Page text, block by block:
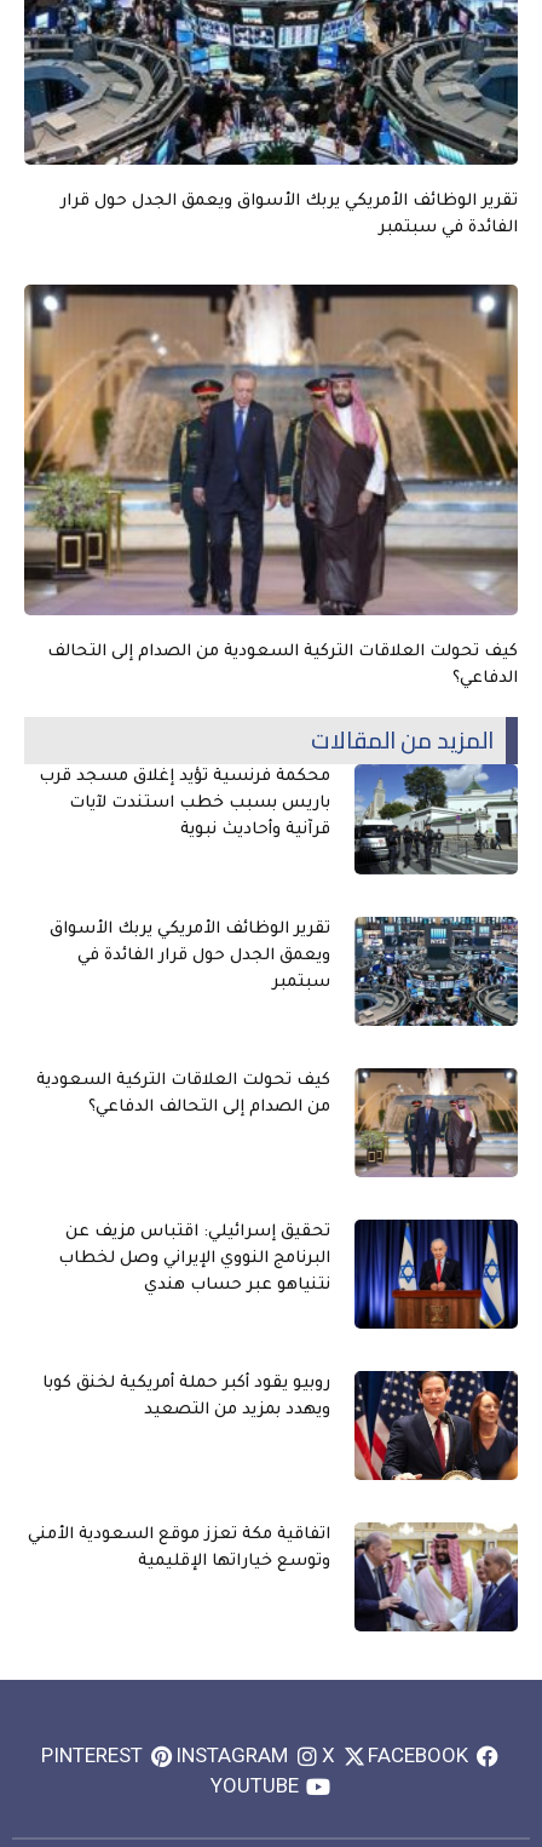
تقرير الوظائف الأمريكي يربك الأسواق ويعمق الجدل حول قرار
الفائدة في سبتمبر
كيف تحولت العلاقات التركية السعودية من الصدام إلى التحالف
الدفاعي؟
المزيد من المقالات
محكمة فرنسية تؤيد إغلاق مسجد قرب
باريس بسبب خطب استندت لآيات
قرآنية وأحاديث نبوية
تقرير الوظائف الأمريكي يربك الأسواق
ويعمق الجدل حول قرار الفائدة في
سبتمبر
كيف تحولت العلاقات التركية السعودية
من الصدام إلى التحالف الدفاعي؟
تحقيق إسرائيلي: اقتباس مزيف عن
البرنامج النووي الإيراني وصل لخطاب
نتنياهو عبر حساب هندي
روبيو يقود أكبر حملة أمريكية لخنق كوبا
ويهدد بمزيد من التصعيد
اتفاقية مكة تعزز موقع السعودية الأمني
وتوسع خياراتها الإقليمية
FACEBOOK
X
INSTAGRAM
PINTEREST
YOUTUBE